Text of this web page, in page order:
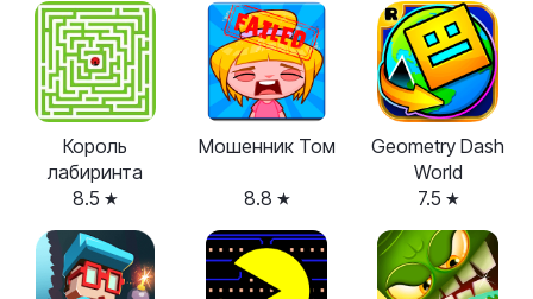
Король
лабиринта
8.5
Мошенник Том
8.8
Geometry Dash
World
7.5